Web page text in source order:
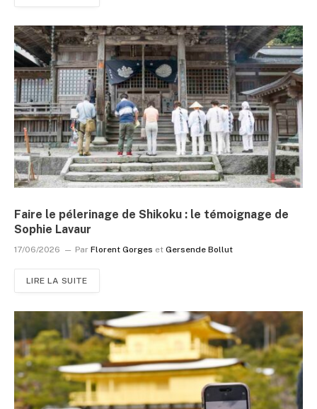
Faire le pélerinage de Shikoku : le témoignage de
Sophie Lavaur
17/06/2026 Par Florent Gorges et Gersende Bollut
LIRE LA SUITE